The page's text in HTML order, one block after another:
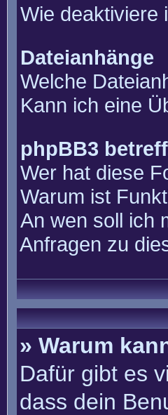
Wie deaktiviere
Dateianhänge
Welche
Kann ich eine
phpBB3
Wer hat diese
Warum ist
An wen soll ich
Anfragen zu
» Warum
Dafür gibt es
dass dein